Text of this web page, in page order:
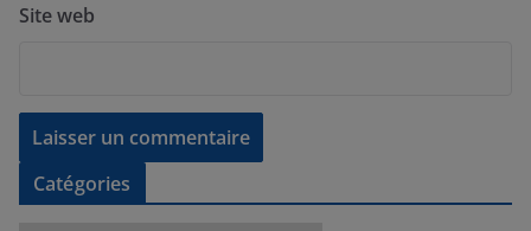
Site web
Catégories